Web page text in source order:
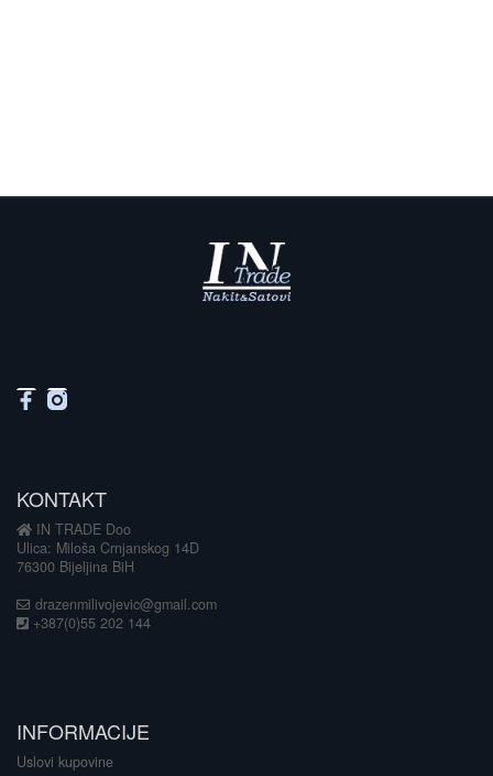
KONTAKT
IN TRADE Doo
Ulica: Miloša Crnjanskog 14D
76300 Bijeljina BiH
drazenmilivojevic@gmail.com
+387(0)55 202 144
INFORMACIJE
Uslovi kupovine